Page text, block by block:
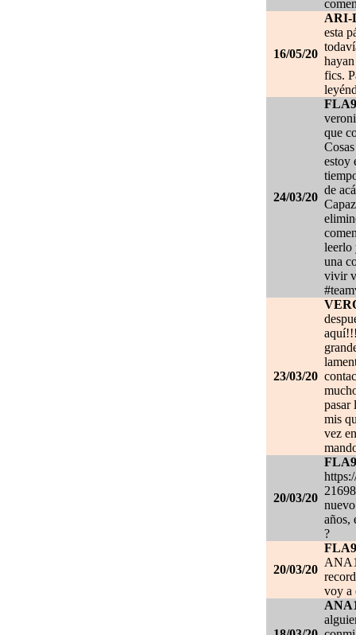
16/05/20
ARI-
esta
fics.
24/03/20
que
estoy
de
leerlo
una
vivir
23/03/20
pasar
mis
vez
20/03/20
años,
?
20/03/20
voy a